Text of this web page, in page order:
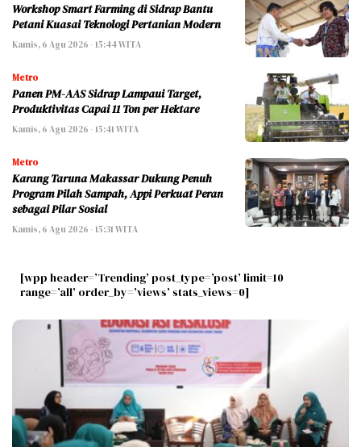
Workshop Smart Farming di Sidrap Bantu
Petani Kuasai Teknologi Pertanian Modern
Kamis, 6 Agu 2026 - 15:44 WITA
Metro
Panen PM-AAS Sidrap Lampaui Target,
Produktivitas Capai 11 Ton per Hektare
Kamis, 6 Agu 2026 - 15:41 WITA
Metro
Karang Taruna Makassar Dukung Penuh
Program Pilah Sampah, Appi Perkuat Peran
sebagai Pilar Sosial
Kamis, 6 Agu 2026 - 15:31 WITA
[wpp header=’Trending’ post_type=’post’ limit=10
range=’all’ order_by=’views’ stats_views=0]